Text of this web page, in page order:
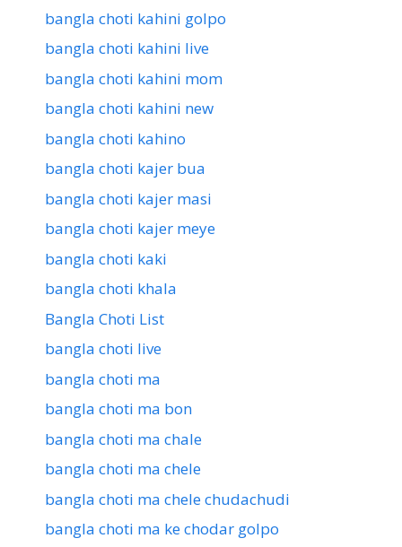
bangla choti kahini golpo
bangla choti kahini live
bangla choti kahini mom
bangla choti kahini new
bangla choti kahino
bangla choti kajer bua
bangla choti kajer masi
bangla choti kajer meye
bangla choti kaki
bangla choti khala
Bangla Choti List
bangla choti live
bangla choti ma
bangla choti ma bon
bangla choti ma chale
bangla choti ma chele
bangla choti ma chele chudachudi
bangla choti ma ke chodar golpo